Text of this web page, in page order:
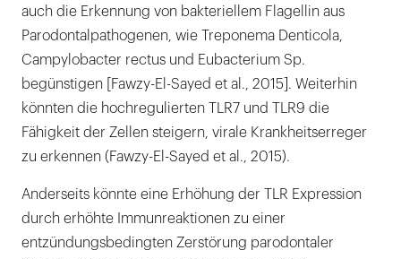
auch die Erkennung von bakteriellem Flagellin aus
Parodontalpathogenen, wie Treponema Denticola,
Campylobacter rectus und Eubacterium Sp.
begünstigen [Fawzy-El-Sayed et al., 2015]. Weiterhin
könnten die hochregulierten TLR7 und TLR9 die
Fähigkeit der Zellen steigern, virale Krankheitserreger
zu erkennen (Fawzy-El-Sayed et al., 2015).
Anderseits könnte eine Erhöhung der TLR Expression
durch erhöhte Immunreaktionen zu einer
entzündungsbedingten Zerstörung parodontaler